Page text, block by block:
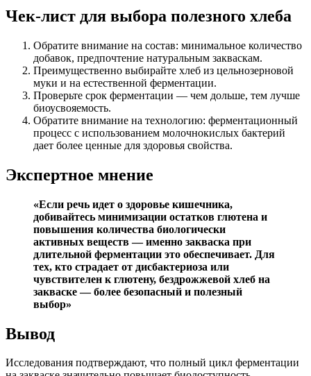
Чек-лист для выбора полезного хлеба
Обратите внимание на состав: минимальное количество
добавок, предпочтение натуральным закваскам.
Преимущественно выбирайте хлеб из цельнозерновой
муки и на естественной ферментации.
Проверьте срок ферментации — чем дольше, тем лучше
биоусвояемость.
Обратите внимание на технологию: ферментационный
процесс с использованием молочнокислых бактерий
дает более ценные для здоровья свойства.
Экспертное мнение
«Если речь идет о здоровье кишечника,
добивайтесь минимизации остатков глютена и
повышения количества биологически
активных веществ — именно закваска при
длительной ферментации это обеспечивает. Для
тех, кто страдает от дисбактериоза или
чувствителен к глютену, бездрожжевой хлеб на
закваске — более безопасный и полезный
выбор»
Вывод
Исследования подтверждают, что полный цикл ферментации